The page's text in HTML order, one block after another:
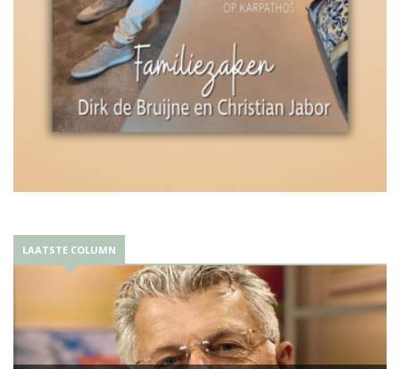
LAATSTE COLUMN